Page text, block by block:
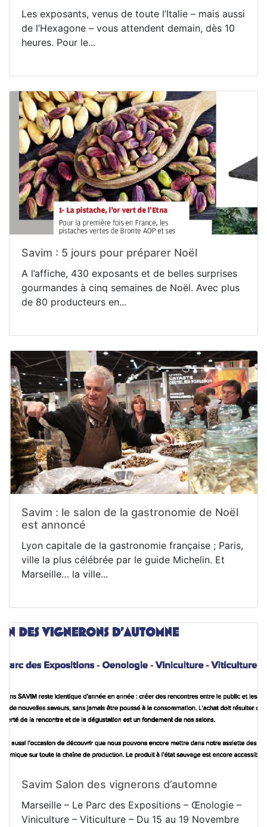
Les exposants, venus de toute l’Italie – mais aussi
de l’Hexagone – vous attendent demain, dès 10
heures. Pour le...
Savim : 5 jours pour préparer Noël
A l’affiche, 430 exposants et de belles surprises
gourmandes à cinq semaines de Noël. Avec plus
de 80 producteurs en...
Savim : le salon de la gastronomie de Noël
est annoncé
Lyon capitale de la gastronomie française ; Paris,
ville la plus célébrée par le guide Michelin. Et
Marseille… la ville...
Savim Salon des vignerons d’automne
Marseille – Le Parc des Expositions – Œnologie –
Viniculture – Viticulture – Du 15 au 19 Novembre